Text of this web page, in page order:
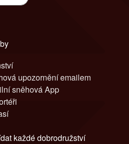
upozornění emailem
sněhová App
každé dobrodružství